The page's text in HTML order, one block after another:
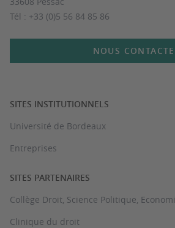
Tél : +33 (0)5 56 84 85 86
NOUS
SITES INSTITUTIONNELS
Université de Bordeaux
Entreprises
SITES PARTENAIRES
Collège Droit, Science Politique,
Clinique du droit